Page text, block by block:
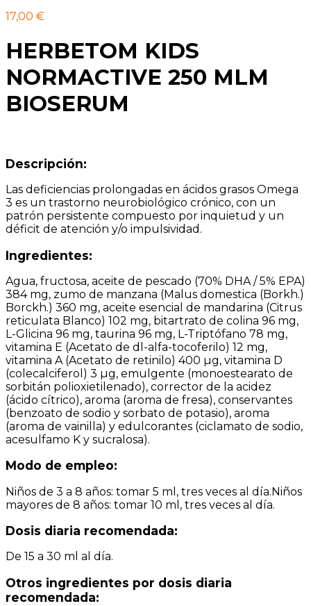
17,00 €
HERBETOM KIDS
NORMACTIVE 250 MLM
BIOSERUM
Descripción:
Las deficiencias prolongadas en ácidos grasos Omega
3 es un trastorno neurobiológico crónico, con un
patrón persistente compuesto por inquietud y un
déficit de atención y/o impulsividad.
Ingredientes:
Agua, fructosa, aceite de pescado (70% DHA / 5% EPA)
384 mg, zumo de manzana (Malus domestica (Borkh.)
Borckh.) 360 mg, aceite esencial de mandarina (Citrus
reticulata Blanco) 102 mg, bitartrato de colina 96 mg,
L-Glicina 96 mg, taurina 96 mg, L-Triptófano 78 mg,
vitamina E (Acetato de dl-alfa-tocoferilo) 12 mg,
vitamina A (Acetato de retinilo) 400 µg, vitamina D
(colecalciferol) 3 µg, emulgente (monoestearato de
sorbitán polioxietilenado), corrector de la acidez
(ácido cítrico), aroma (aroma de fresa), conservantes
(benzoato de sodio y sorbato de potasio), aroma
(aroma de vainilla) y edulcorantes (ciclamato de sodio,
acesulfamo K y sucralosa).
Modo de empleo:
Niños de 3 a 8 años: tomar 5 ml, tres veces al día.Niños
mayores de 8 años: tomar 10 ml, tres veces al día.
Dosis diaria recomendada:
De 15 a 30 ml al día.
Otros ingredientes por dosis diaria
recomendada: